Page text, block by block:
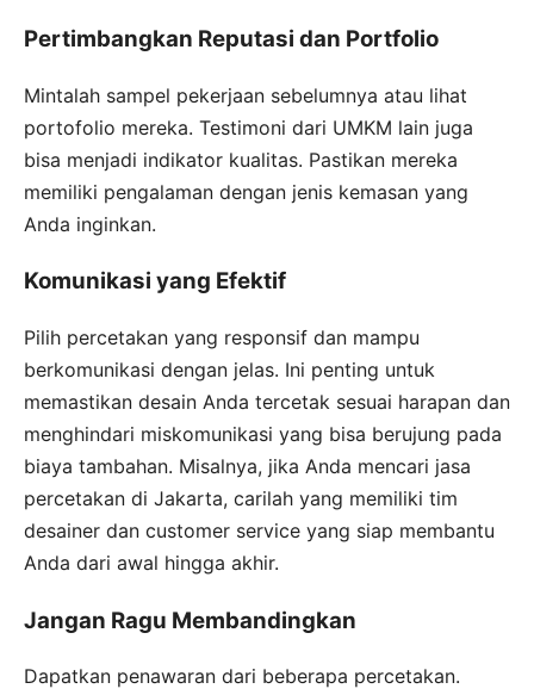
Pertimbangkan Reputasi dan Portfolio
Mintalah sampel pekerjaan sebelumnya atau lihat
portofolio mereka. Testimoni dari UMKM lain juga
bisa menjadi indikator kualitas. Pastikan mereka
memiliki pengalaman dengan jenis kemasan yang
Anda inginkan.
Komunikasi yang Efektif
Pilih percetakan yang responsif dan mampu
berkomunikasi dengan jelas. Ini penting untuk
memastikan desain Anda tercetak sesuai harapan dan
menghindari miskomunikasi yang bisa berujung pada
biaya tambahan. Misalnya, jika Anda mencari jasa
percetakan di Jakarta, carilah yang memiliki tim
desainer dan customer service yang siap membantu
Anda dari awal hingga akhir.
Jangan Ragu Membandingkan
Dapatkan penawaran dari beberapa percetakan.